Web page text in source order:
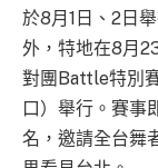
於8月1日、2日
外，特地在8月
對團Battle特別
口）舉行。賽事
名，邀請全台舞